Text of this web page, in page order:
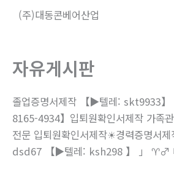
(주)대동콘베어산업
자유게시판
졸업증명서제작 【▶텔레: skt9933
8165-4934】입퇴원확인서제작 가족
전문 입퇴원확인서제작☀경력증명서
dsd67 【▶텔레: ksh298 】 」 ♈♂